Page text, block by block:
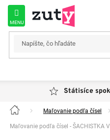
Prejsť
obsah
Státisíce
Domov Maľovanie podľa čísel
Maľovanie podľa čísel - ŠACHISTKA V